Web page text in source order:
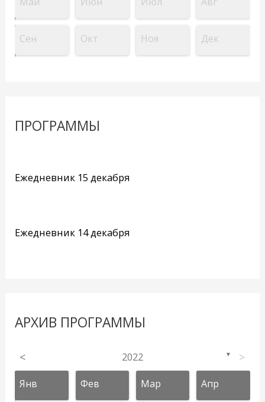
Сен Окт Ноя Дек
ПРОГРАММЫ
Ежедневник 15 декабря
Ежедневник 14 декабря
АРХИВ ПРОГРАММЫ
< 2022 ▼ >
Янв Фев Мар Апр